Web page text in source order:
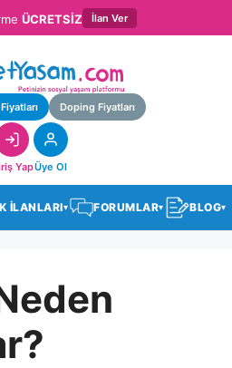
ÜCRETSİZ İlan Ver
Doping Fiyatları
YapÜye Ol
İLANLARI▾ FORUMLAR▾ BLOG▾